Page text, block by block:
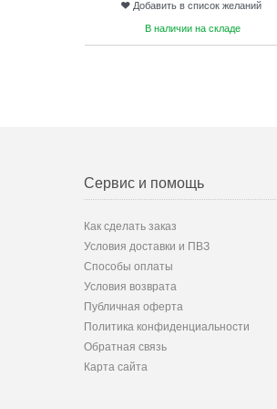
Добавить в список желаний
В наличии на складе
Сервис и помощь
Как сделать заказ
Условия доставки и ПВЗ
Способы оплаты
Условия возврата
Публичная оферта
Политика конфиденциальности
Обратная связь
Карта сайта